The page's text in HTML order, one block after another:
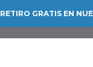
RETIRO GRATIS EN